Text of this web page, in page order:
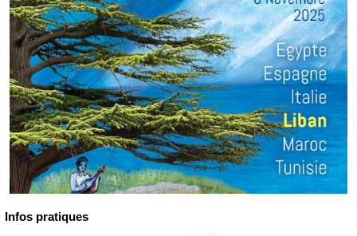
Infos pratiques